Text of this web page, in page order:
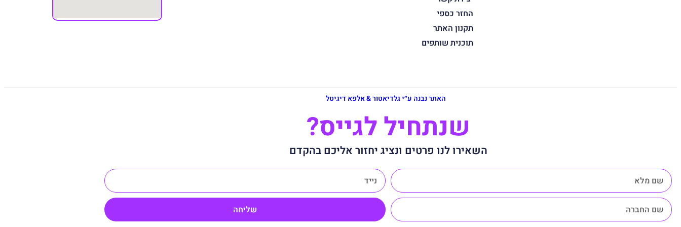
החזר כספי
תקנון האתר
תוכנית שותפים
האתר נבנה ע״י גלדיאטור & אלפא דיגיטל
שנתחיל לגייס?
השאירו לנו פרטים ונציג יחזור אליכם בהקדם
שליחה